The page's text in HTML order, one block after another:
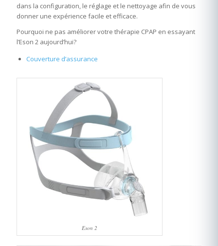
dans la configuration, le réglage et le nettoyage afin de vous
donner une expérience facile et efficace.
Pourquoi ne pas améliorer votre thérapie CPAP en essayant
l’Eson 2 aujourd’hui?
Couverture d’assurance
Eson 2